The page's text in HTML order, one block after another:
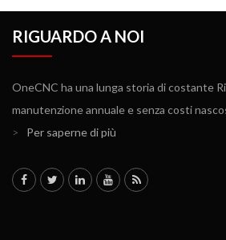
RIGUARDO A NOI
OneCNC ha una lunga storia di costante
manutenzione annuale e senza costi
>
Per saperne di più